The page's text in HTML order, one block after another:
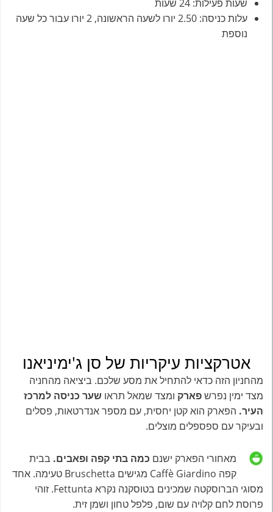
שעות פעילות: 24 שעות
עלות כניסה: 2.50 יורו לשעה הראשונה, 2 יורו עבור כל שעה
נוספת
אטרקציות עיקריות של סן ג'ימיניאנו
מהחניון הזה כדאי להתחיל את מסע שלכם. ביציאה מהחניה
מצד ימין נפרשפארק ומצד שמאל תראו שער כניסה למרכז
העיר. הפארק הוא קטן יחסית, עם מספר אנדרטאות, פסלים
ובעיקר עם ספספלים מוצלים.
מאחורי הפארק ישנם כמה בתי קפה ופאבים. בבית
קפה Caffè Giardino מגישים Bruschetta טעימה. אחד
מסוגי הברוסקטה שמכינים בטוסקנה נקרא Fettunta. זוהי
פרוסת לחם קלויה עם שום, פלפל טחון ושמן זית.